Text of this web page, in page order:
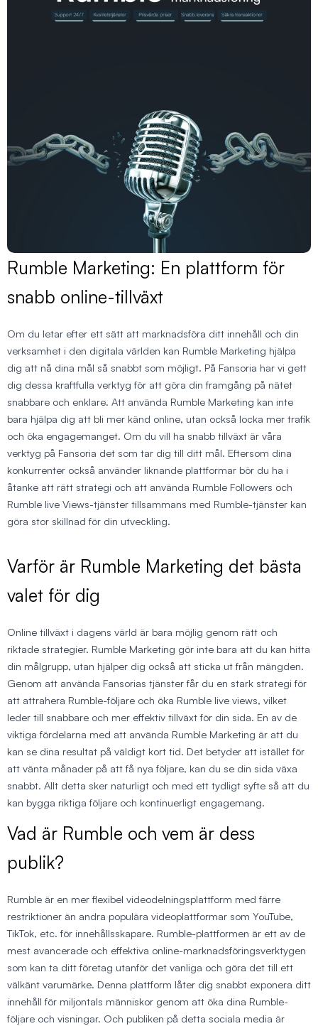
Rumble Marketing: En plattform för
snabb online-tillväxt
Om du letar efter ett sätt att marknadsföra ditt innehåll och din
verksamhet i den digitala världen kan Rumble Marketing hjälpa
dig att nå dina mål så snabbt som möjligt. På Fansoria har vi gett
dig dessa kraftfulla verktyg för att göra din framgång på nätet
snabbare och enklare. Att använda Rumble Marketing kan inte
bara hjälpa dig att bli mer känd online, utan också locka mer trafik
och öka engagemanget. Om du vill ha snabb tillväxt är våra
verktyg på Fansoria det som tar dig till ditt mål. Eftersom dina
konkurrenter också använder liknande plattformar bör du ha i
åtanke att rätt strategi och att använda Rumble Followers och
Rumble live Views-tjänster tillsammans med Rumble-tjänster kan
göra stor skillnad för din utveckling.
Varför är Rumble Marketing det bästa
valet för dig
Online tillväxt i dagens värld är bara möjlig genom rätt och
riktade strategier. Rumble Marketing gör inte bara att du kan hitta
din målgrupp, utan hjälper dig också att sticka ut från mängden.
Genom att använda Fansorias tjänster får du en stark strategi för
att attrahera Rumble-följare och öka Rumble live views, vilket
leder till snabbare och mer effektiv tillväxt för din sida. En av de
viktiga fördelarna med att använda Rumble Marketing är att du
kan se dina resultat på väldigt kort tid. Det betyder att istället för
att vänta månader på att få nya följare, kan du se din sida växa
snabbt. Allt detta sker naturligt och med ett tydligt syfte så att du
kan bygga riktiga följare och kontinuerligt engagemang.
Vad är Rumble och vem är dess
publik?
Rumble är en mer flexibel videodelningsplattform med färre
restriktioner än andra populära videoplattformar som YouTube,
TikTok, etc. för innehållsskapare. Rumble-plattformen är ett av de
mest avancerade och effektiva online-marknadsföringsverktygen
som kan ta ditt företag utanför det vanliga och göra det till ett
välkänt varumärke. Denna plattform låter dig snabbt exponera ditt
innehåll för miljontals människor genom att öka dina Rumble-
följare och visningar. Och publiken på detta sociala media är